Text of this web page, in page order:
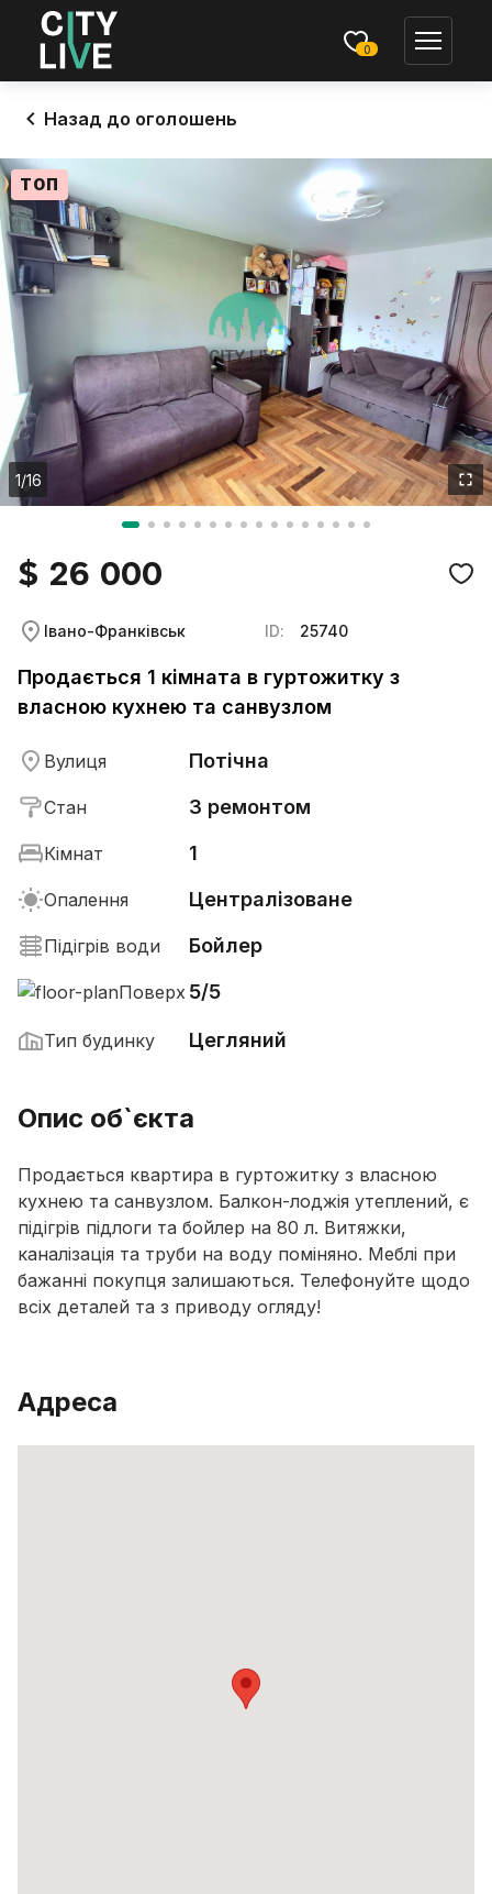
0
Назад до оголошень
ТОП
1/16
$ 26 000
Івано-Франківськ ID: 25740
Продається 1 кімната в гуртожитку з
власною кухнею та санвузлом
Вулиця Потічна
Стан З ремонтом
Кімнат 1
Опалення Централізоване
Підігрів води Бойлер
Поверх 5/5
Тип будинку Цегляний
Опис об`єкта
Продається квартира в гуртожитку з власною
кухнею та санвузлом. Балкон-лоджія утеплений, є
підігрів підлоги та бойлер на 80 л. Витяжки,
каналізація та труби на воду поміняно. Меблі при
бажанні покупця залишаються. Телефонуйте щодо
всіх деталей та з приводу огляду!
Адреса